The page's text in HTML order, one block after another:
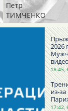
Петр
ТИМЧЕНКО
2026
18:45,
из-
17:42,